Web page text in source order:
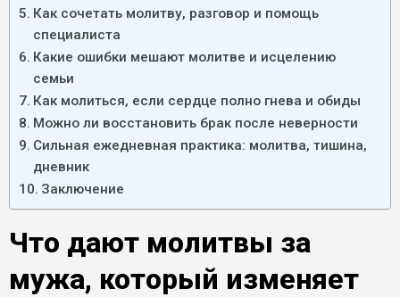
Как сочетать молитву, разговор и помощь
специалиста
Какие ошибки мешают молитве и исцелению
семьи
Как молиться, если сердце полно гнева и обиды
Можно ли восстановить брак после неверности
Сильная ежедневная практика: молитва, тишина,
дневник
Заключение
Что дают молитвы за
мужа, который изменяет